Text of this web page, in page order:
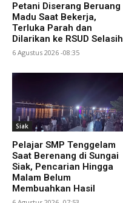
Petani Diserang Beruang
Madu Saat Bekerja,
Terluka Parah dan
Dilarikan ke RSUD Selasih
6 Agustus 2026 -08:35
Siak
Pelajar SMP Tenggelam
Saat Berenang di Sungai
Siak, Pencarian Hingga
Malam Belum
Membuahkan Hasil